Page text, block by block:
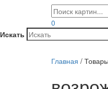
0
Искать
Главная /